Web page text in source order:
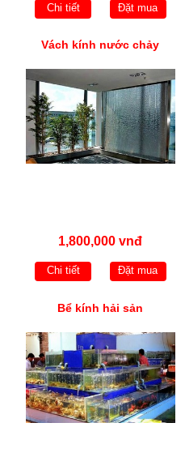
Chi tiết Đặt mua
Vách kính nước chảy
1,800,000 vnđ
Chi tiết Đặt mua
Bể kính hải sản